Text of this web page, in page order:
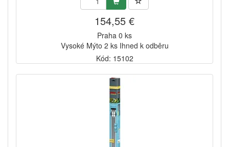
154,55 €
Praha 0 ks
Vysoké Mýto 2 ks Ihned k odběru
Kód: 15102